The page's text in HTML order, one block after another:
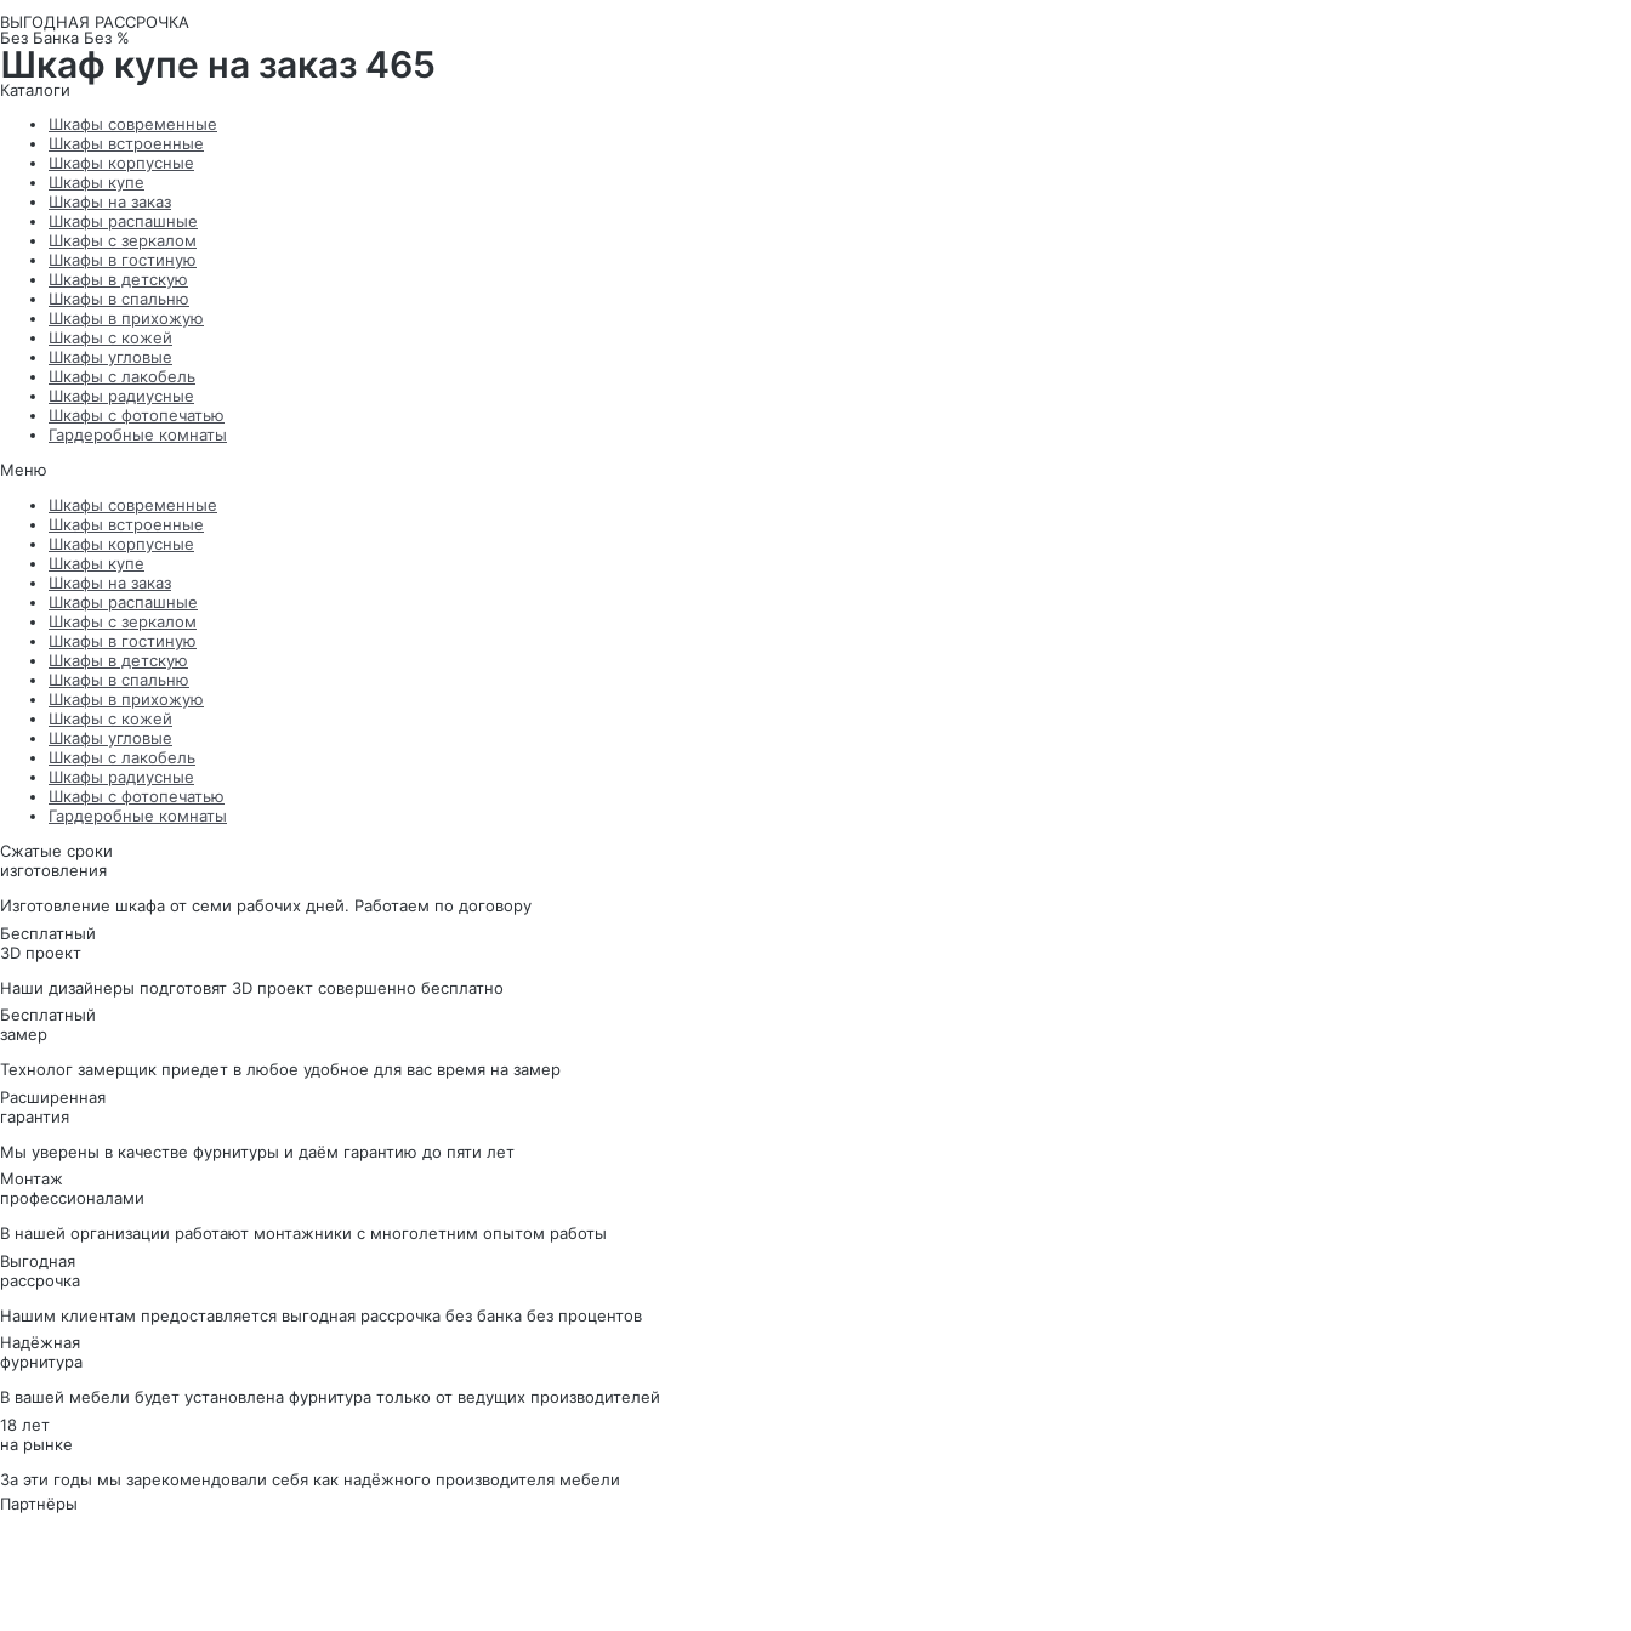
ВЫГОДНАЯ РАССРОЧКА
Без Банка Без %
Шкаф купе на заказ 465
Каталоги
Шкафы современные
Шкафы встроенные
Шкафы корпусные
Шкафы купе
Шкафы на заказ
Шкафы распашные
Шкафы с зеркалом
Шкафы в гостиную
Шкафы в детскую
Шкафы в спальню
Шкафы в прихожую
Шкафы с кожей
Шкафы угловые
Шкафы с лакобель
Шкафы радиусные
Шкафы с фотопечатью
Гардеробные комнаты
Меню
Шкафы современные
Шкафы встроенные
Шкафы корпусные
Шкафы купе
Шкафы на заказ
Шкафы распашные
Шкафы с зеркалом
Шкафы в гостиную
Шкафы в детскую
Шкафы в спальню
Шкафы в прихожую
Шкафы с кожей
Шкафы угловые
Шкафы с лакобель
Шкафы радиусные
Шкафы с фотопечатью
Гардеробные комнаты
Сжатые сроки
изготовления
Изготовление шкафа от семи рабочих дней. Работаем по договору
Бесплатный
3D проект
Наши дизайнеры подготовят 3D проект совершенно бесплатно
Бесплатный
замер
Технолог замерщик приедет в любое удобное для вас время на замер
Расширенная
гарантия
Мы уверены в качестве фурнитуры и даём гарантию до пяти лет
Монтаж
профессионалами
В нашей организации работают монтажники с многолетним опытом работы
Выгодная
рассрочка
Нашим клиентам предоставляется выгодная рассрочка без банка без процентов
Надёжная
фурнитура
В вашей мебели будет установлена фурнитура только от ведущих производителей
18 лет
на рынке
За эти годы мы зарекомендовали себя как надёжного производителя мебели
Партнёры